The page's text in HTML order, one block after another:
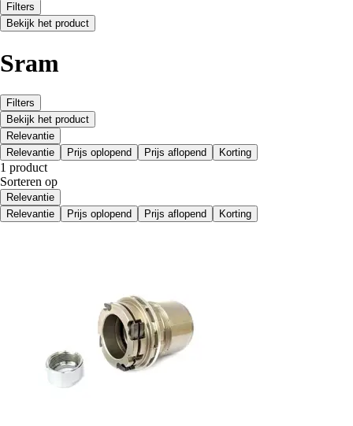
Filters
Bekijk het product
Sram
Filters
Bekijk het product
Relevantie
Relevantie
Prijs oplopend Prijs aflopend Korting
1 product
Sorteren op
Relevantie
Relevantie
Prijs oplopend Prijs aflopend Korting